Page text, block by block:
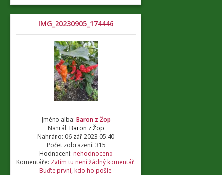
IMG_20230905_174446
Jméno alba: Baron z Žop
Nahrál: Baron z Žop
Nahráno: 06 zář 2023 05:40
Počet zobrazení: 315
Hodnocení: nehodnoceno
Komentáře: Zatím tu není žádný komentář.
Buďte první, kdo ho pošle.